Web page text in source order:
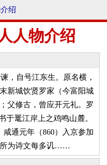
绍
人物介绍
自号江东生。原名横，
新城饮贤罗家（今富阳城
父修古，曾应开元礼。罗
于鼍江岸上之鸡鸣山麓。
通元年（860）入京参加
所为诗文每多讥……